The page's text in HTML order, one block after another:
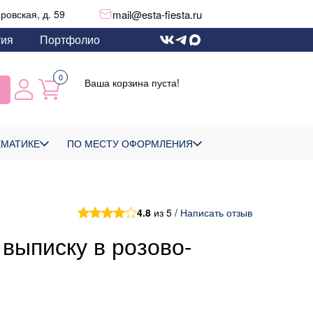
д. 59 mail@esta-fiesta.ru
Портфолио
0 Ваша корзина пуста!
ПО МЕСТУ ОФОРМЛЕНИЯ
4.8 из 5 / Написать отзыв
в розово-